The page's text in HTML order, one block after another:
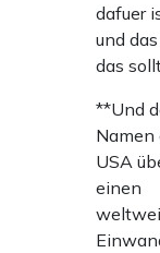
dafuer
und
das
**Und
Namen
USA
einen